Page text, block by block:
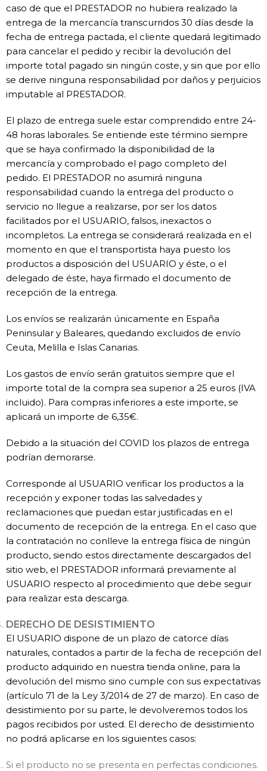
caso de que el PRESTADOR no hubiera realizado la
entrega de la mercancía transcurridos 30 días desde la
fecha de entrega pactada, el cliente quedará legitimado
para cancelar el pedido y recibir la devolución del
importe total pagado sin ningún coste, y sin que por ello
se derive ninguna responsabilidad por daños y perjuicios
imputable al PRESTADOR.
El plazo de entrega suele estar comprendido entre 24-
48 horas laborales. Se entiende este término siempre
que se haya confirmado la disponibilidad de la
mercancía y comprobado el pago completo del
pedido. El PRESTADOR no asumirá ninguna
responsabilidad cuando la entrega del producto o
servicio no llegue a realizarse, por ser los datos
facilitados por el USUARIO, falsos, inexactos o
incompletos. La entrega se considerará realizada en el
momento en que el transportista haya puesto los
productos a disposición del USUARIO y éste, o el
delegado de éste, haya firmado el documento de
recepción de la entrega.
​Los envíos se realizarán únicamente en España
Peninsular y Baleares, quedando excluidos de envío
Ceuta, Melilla e Islas Canarias.
​Los gastos de envío serán gratuitos siempre que el
importe total de la compra sea superior a 25 euros (IVA
incluido). Para compras inferiores a este importe, se
aplicará un importe de 6,35€.
​Debido a la situación del COVID los plazos de entrega
podrían demorarse.
​Corresponde al USUARIO verificar los productos a la
recepción y exponer todas las salvedades y
reclamaciones que puedan estar justificadas en el
documento de recepción de la entrega. En el caso que
la contratación no conlleve la entrega física de ningún
producto, siendo estos directamente descargados del
sitio web, el PRESTADOR informará previamente al
USUARIO respecto al procedimiento que debe seguir
para realizar esta descarga.
DERECHO DE DESISTIMIENTO
El USUARIO dispone de un plazo de catorce días
naturales, contados a partir de la fecha de recepción del
producto adquirido en nuestra tienda online, para la
devolución del mismo sino cumple con sus expectativas
(artículo 71 de la Ley 3/2014 de 27 de marzo). En caso de
desistimiento por su parte, le devolveremos todos los
pagos recibidos por usted. El derecho de desistimiento
no podrá aplicarse en los siguientes casos:
Si el producto no se presenta en perfectas condiciones.